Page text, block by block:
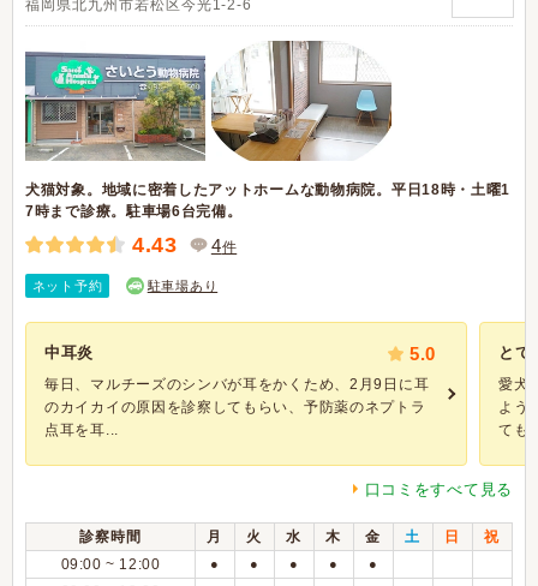
福岡県北九州市若松区今光1-2-6
犬猫対象。地域に密着したアットホームな動物病院。平日18時・土曜1
7時まで診療。駐車場6台完備。
4.43 4件
ネット予約 駐車場あり
中耳炎 5.0
毎日、マルチーズのシンバが耳をかくため、2月9日に耳
のカイカイの原因を診察してもらい、予防薬のネプトラ
点耳を耳...
とて
愛犬
よう
ても
口コミをすべて見る
診察時間 月 火 水 木 金 土 日
祝
09:00 ~ 12:00
● ● ● ● ●